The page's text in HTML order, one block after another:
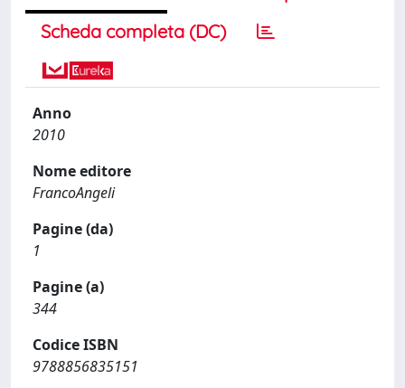
Scheda completa (DC)
Anno
2010
Nome editore
FrancoAngeli
Pagine (da)
1
Pagine (a)
344
Codice ISBN
9788856835151